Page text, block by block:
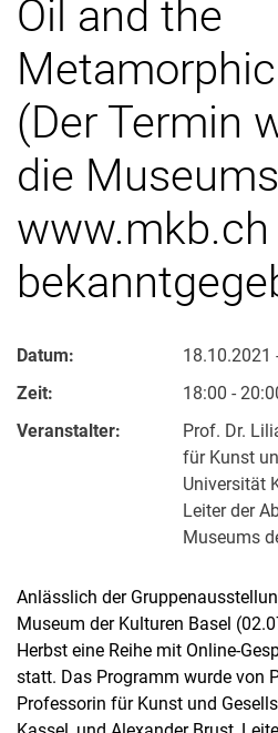
Oil and the
(Der Termin
die
www.mkb.ch
Datum:
18.10.2021
Zeit:
18:00 -
Veranstalter:
Prof. Dr.
für Kunst
Universität
Leiter der
Museums
Anlässlich der
Museum der Kulturen Basel
Herbst eine Reihe mit Online-
statt. Das Programm wurde von
Professorin für Kunst und